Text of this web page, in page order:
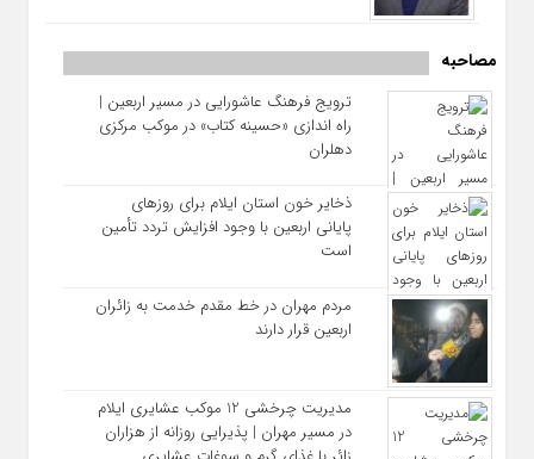
مصاحبه
ترویج فرهنگ عاشورایی در مسیر اربعین |
راه‌ اندازی «حسینه کتاب» در موکب مرکزی
دهلران
ذخایر خون استان ایلام برای روزهای
پایانی اربعین با وجود افزایش تردد تأمین
است
مردم مهران در خط مقدم خدمت به زائران
اربعین قرار دارند
مدیریت چرخشی 12 موکب‌ عشایری ایلام
در مسیر مهران | پذیرایی روزانه از هزاران